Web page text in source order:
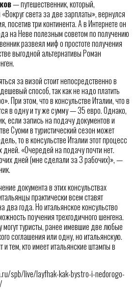
— путешественник, который,
света за две зарплаты», вернулся
посетив три континента. А в Интернете он
на Неве полезным советом по получению
развеял миф о простоте получения
выгодной альтернативы Роман
за визой стоит непосредственно в
способ, так как не надо платить
При этом, что в консульстве Италии, что в
в одну и ту же сумму — 35 евро. Однако,
если запись на подачу документов и
Суоми в туристический сезон может
то в консульстве Италии этот процесс
«Очередей на подачу почти нет.
дней (мне сделали за 3 рабочих)», —
документа в этих консульствах
практически всем ставят
два года. Но итальянское консульство
поучения трехгодичного шенгена.
могут туристы, ранее имевшие две любые
соглашения или одну, но итальянскую.
и тем, кто имеет итальянские штампы в
spb/live/layfhak-kak-bystro-i-nedorogo-